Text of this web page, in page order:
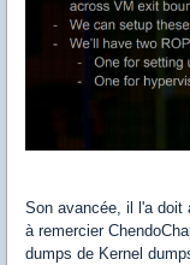
Son avancée, il l'a doit
à remercier
dumps de Kernel